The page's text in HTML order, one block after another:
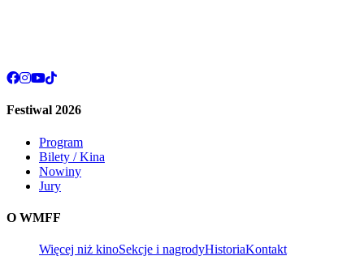
Festiwal 2026
Program
Bilety / Kina
Nowiny
Jury
O WMFF
Więcej niż kinoSekcje i nagrodyHistoriaKontakt